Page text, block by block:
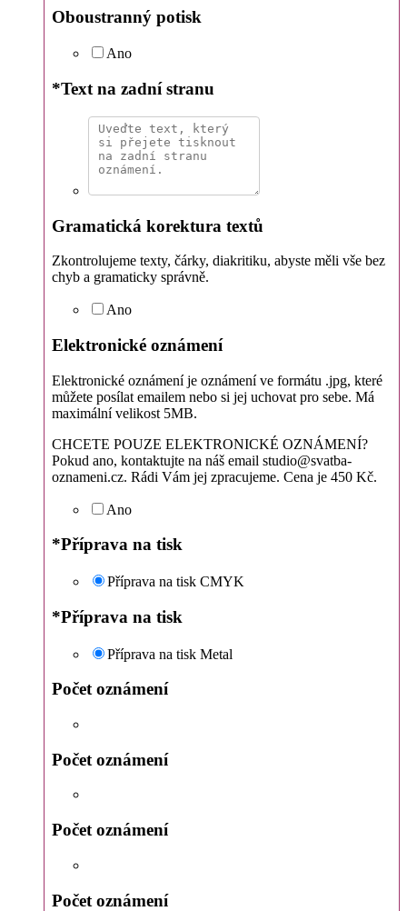
Oboustranný potisk
Ano
*Text na zadní stranu
Gramatická korektura textů
Zkontrolujeme texty, čárky, diakritiku, abyste měli vše bez
chyb a gramaticky správně.
Ano
Elektronické oznámení
Elektronické oznámení je oznámení ve formátu .jpg, které
můžete posílat emailem nebo si jej uchovat pro sebe. Má
maximální velikost 5MB.
CHCETE POUZE ELEKTRONICKÉ OZNÁMENÍ?
Pokud ano, kontaktujte na náš email studio@svatba-
oznameni.cz. Rádi Vám jej zpracujeme. Cena je 450 Kč.
Ano
*Příprava na tisk
Příprava na tisk CMYK
*Příprava na tisk
Příprava na tisk Metal
Počet oznámení
Počet oznámení
Počet oznámení
Počet oznámení